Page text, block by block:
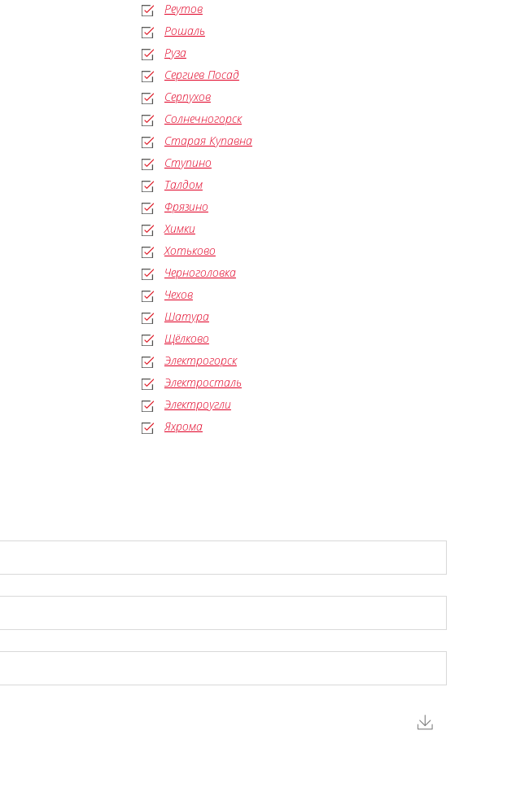
Реутов
Рошаль
Руза
Сергиев Посад
Серпухов
Солнечногорск
Старая Купавна
Ступино
Талдом
Фрязино
Химки
Хотьково
Черноголовка
Чехов
Шатура
Щёлково
Электрогорск
Электросталь
Электроугли
Яхрома